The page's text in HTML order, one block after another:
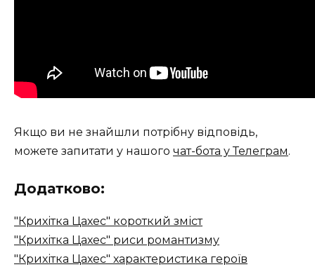
Якщо ви не знайшли потрібну відповідь,
можете запитати у нашого чат-бота у Телеграм.
Додатково:
"Крихітка Цахес" короткий зміст
"Крихітка Цахес" риси романтизму
"Крихітка Цахес" характеристика героїв